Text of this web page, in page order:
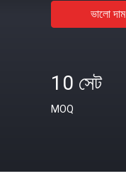
ভালো দাম
10 সেট
MOQ